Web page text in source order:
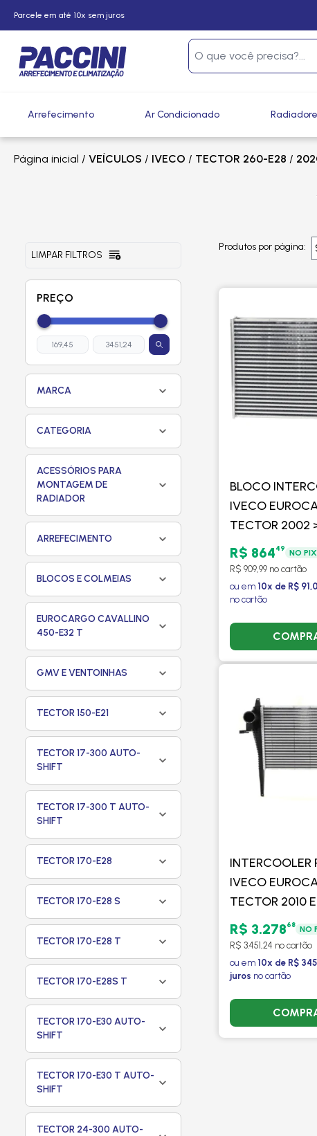
Parcele em até 10x sem juros
Arrefecimento Ar Condicionado
Página inicial / VEÍCULOS / IVECO / TECTOR 260-E28 /
LIMPAR FILTROS
PREÇO
MARCA
CATEGORIA
ACESSÓRIOS PARA
MONTAGEM DE
RADIADOR
ARREFECIMENTO
BLOCOS E COLMEIAS
EUROCARGO CAVALLINO
450-E32 T
GMV E VENTOINHAS
TECTOR 150-E21
TECTOR 17-300 AUTO-
SHIFT
TECTOR 17-300 T AUTO-
SHIFT
TECTOR 170-E28
TECTOR 170-E28 S
TECTOR 170-E28 T
TECTOR 170-E28S T
TECTOR 170-E30 AUTO-
SHIFT
TECTOR 170-E30 T AUTO-
SHIFT
TECTOR 24-300 AUTO-
Produtos por página:
BLOCO
IVECO
TECTOR 2002
PROCOOLER
R$ 86449 NO PIX
R$ 909,99 no cartão
ou em 10x de R$
no cartão
INTERCOOLER
IVECO
TECTOR 2010
DIANTE -
R$ 3.27868 NO
R$ 3.451,24 no cartão
ou em 10x de R$
juros no cartão